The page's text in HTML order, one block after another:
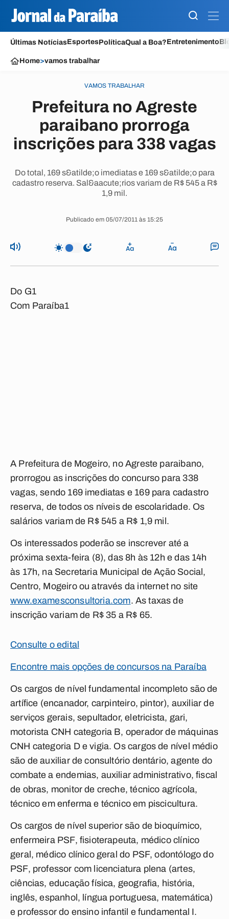
Últimas NotíciasEsportesPolíticaQual a Boa?Entretenimento
Home>vamos trabalhar
VAMOS TRABALHAR
Prefeitura no Agreste
paraibano prorroga
inscrições para 338 vagas
Do total, 169 s&atilde;o imediatas e 169 s&atilde;o para
cadastro reserva. Sal&aacute;rios variam de R$ 545 a R$
1,9 mil.
Publicado em 05/07/2011 às 15:25
Do G1
Com Paraíba1
A Prefeitura de Mogeiro, no Agreste paraibano,
prorrogou as inscrições do concurso para 338
vagas, sendo 169 imediatas e 169 para cadastro
reserva, de todos os níveis de escolaridade. Os
salários variam de R$ 545 a R$ 1,9 mil.
Os interessados poderão se inscrever até a
próxima sexta-feira (8), das 8h às 12h e das 14h
às 17h, na Secretaria Municipal de Ação Social,
Centro, Mogeiro ou através da internet no site
www.examesconsultoria.com. As taxas de
inscrição variam de R$ 35 a R$ 65.
Consulte o edital
Encontre mais opções de concursos na Paraíba
Os cargos de nível fundamental incompleto são de
artífice (encanador, carpinteiro, pintor), auxiliar de
serviços gerais, sepultador, eletricista, gari,
motorista CNH categoria B, operador de máquinas
CNH categoria D e vigia. Os cargos de nível médio
são de auxiliar de consultório dentário, agente do
combate a endemias, auxiliar administrativo, fiscal
de obras, monitor de creche, técnico agrícola,
técnico em enferma e técnico em piscicultura.
Os cargos de nível superior são de bioquímico,
enfermeira PSF, fisioterapeuta, médico clínico
geral, médico clínico geral do PSF, odontólogo do
PSF, professor com licenciatura plena (artes,
ciências, educação física, geografia, história,
inglês, espanhol, língua portuguesa, matemática)
e professor do ensino infantil e fundamental I.